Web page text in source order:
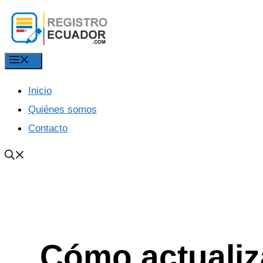
Saltar
contenido
Inicio
Quiénes somos
Contacto